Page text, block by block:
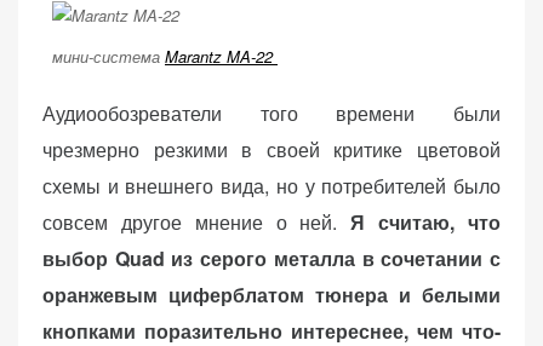
мини-система Marantz MA-22
Аудиообозреватели того времени были
чрезмерно резкими в своей критике цветовой
схемы и внешнего вида, но у потребителей было
совсем другое мнение о ней.Я считаю, что
выбор Quad из серого металла в сочетании с
оранжевым циферблатом тюнера и белыми
кнопками поразительно интереснее, чем что-